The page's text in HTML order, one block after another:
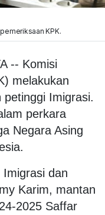
KPK.
-- Komisi
melakukan
petinggi Imigrasi.
perkara
Negara Asing
dan
Karim, mantan
2025 Saffar